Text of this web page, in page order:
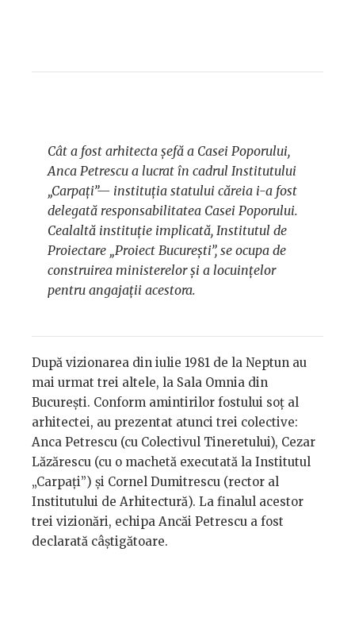
Cât a fost arhitecta șefă a Casei Poporului,
Anca Petrescu a lucrat în cadrul Institutului
„Carpați”— instituția statului căreia i-a fost
delegată responsabilitatea Casei Poporului.
Cealaltă instituție implicată, Institutul de
Proiectare „Proiect București”, se ocupa de
construirea ministerelor și a locuințelor
pentru angajații acestora.
După vizionarea din iulie 1981 de la Neptun au
mai urmat trei altele, la Sala Omnia din
București. Conform amintirilor fostului soț al
arhitectei, au prezentat atunci trei colective:
Anca Petrescu (cu Colectivul Tineretului), Cezar
Lăzărescu (cu o machetă executată la Institutul
„Carpați”) și Cornel Dumitrescu (rector al
Institutului de Arhitectură). La finalul acestor
trei vizionări, echipa Ancăi Petrescu a fost
declarată câștigătoare.